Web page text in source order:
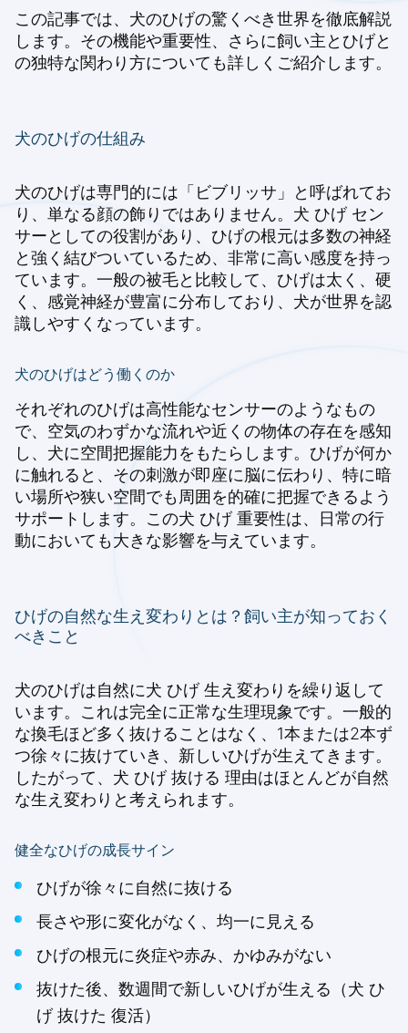
この記事では、犬のひげの驚くべき世界を徹底解説
します。その機能や重要性、さらに飼い主とひげと
の独特な関わり方についても詳しくご紹介します。
犬のひげの仕組み
犬のひげは専門的には「ビブリッサ」と呼ばれてお
り、単なる顔の飾りではありません。犬 ひげ セン
サーとしての役割があり、ひげの根元は多数の神経
と強く結びついているため、非常に高い感度を持っ
ています。一般の被毛と比較して、ひげは太く、硬
く、感覚神経が豊富に分布しており、犬が世界を認
識しやすくなっています。
犬のひげはどう働くのか
それぞれのひげは高性能なセンサーのようなもの
で、空気のわずかな流れや近くの物体の存在を感知
し、犬に空間把握能力をもたらします。ひげが何か
に触れると、その刺激が即座に脳に伝わり、特に暗
い場所や狭い空間でも周囲を的確に把握できるよう
サポートします。この犬 ひげ 重要性は、日常の行
動においても大きな影響を与えています。
ひげの自然な生え変わりとは？飼い主が知っておく
べきこと
犬のひげは自然に犬 ひげ 生え変わりを繰り返して
います。これは完全に正常な生理現象です。一般的
な換毛ほど多く抜けることはなく、1本または2本ず
つ徐々に抜けていき、新しいひげが生えてきます。
したがって、犬 ひげ 抜ける 理由はほとんどが自然
な生え変わりと考えられます。
健全なひげの成長サイン
ひげが徐々に自然に抜ける
長さや形に変化がなく、均一に見える
ひげの根元に炎症や赤み、かゆみがない
抜けた後、数週間で新しいひげが生える（犬 ひ
げ 抜けた 復活）